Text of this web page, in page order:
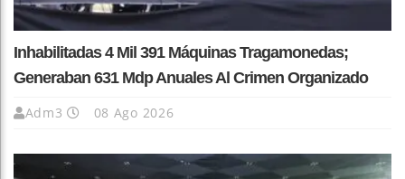
Inhabilitadas 4 Mil 391 Máquinas Tragamonedas;
Generaban 631 Mdp Anuales Al Crimen Organizado
Adm3 08 Ago 2026